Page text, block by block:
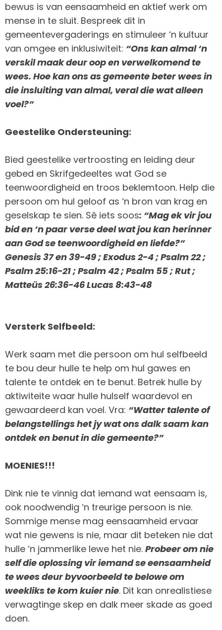
bewus is van eensaamheid en aktief werk om
mense in te sluit. Bespreek dit in
gemeentevergaderings en stimuleer ‘n kultuur
van omgee en inklusiwiteit: “Ons kan almal ‘n
verskil maak deur oop en verwelkomend te
wees. Hoe kan ons as gemeente beter wees in
die insluiting van almal, veral die wat alleen
voel?”
Geestelike Ondersteuning:
Bied geestelike vertroosting en leiding deur
gebed en Skrifgedeeltes wat God se
teenwoordigheid en troos beklemtoon. Help die
persoon om hul geloof as ‘n bron van krag en
geselskap te sien. Sê iets soos: “Mag ek vir jou
bid en ‘n paar verse deel wat jou kan herinner
aan God se teenwoordigheid en liefde?”
Genesis 37 en 39-49 ; Exodus 2-4 ; Psalm 22 ;
Psalm 25:16-21 ; Psalm 42 ; Psalm 55 ; Rut ;
Matteüs 26:36-46 Lucas 8:43-48
Versterk Selfbeeld:
Werk saam met die persoon om hul selfbeeld
te bou deur hulle te help om hul gawes en
talente te ontdek en te benut. Betrek hulle by
aktiwiteite waar hulle hulself waardevol en
gewaardeerd kan voel. Vra: “Watter talente of
belangstellings het jy wat ons dalk saam kan
ontdek en benut in die gemeente?”
MOENIES!!!
Dink nie te vinnig dat iemand wat eensaam is,
ook noodwendig ‘n treurige persoon is nie.
Sommige mense mag eensaamheid ervaar
wat nie gewens is nie, maar dit beteken nie dat
hulle ‘n jammerlike lewe het nie. Probeer om nie
self die oplossing vir iemand se eensaamheid
te wees deur byvoorbeeld te belowe om
weekliks te kom kuier nie. Dit kan onrealistiese
verwagtinge skep en dalk meer skade as goed
doen.